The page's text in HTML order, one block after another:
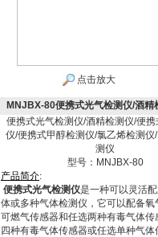
点击放大
MNJBX-80便携式光气检测仪/酒
便携式光气检测仪/酒精检测仪/便
仪/便携式甲醇检测仪/氯乙烯检测仪
测仪
型号：MNJBX-80
产品简介:
便携式光气检测仪是一种可以灵活
体或多种气体检测仪，它可以配备氧
可燃气传感器和任选两种有毒气体传
四种有毒气体传感器或任选单种气体